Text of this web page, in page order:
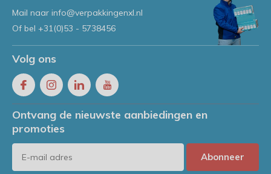
Mail naar info@verpakkingenxl.nl
Of bel +31(0)53 - 5738456
Volg ons
Ontvang de nieuwste aanbiedingen en
promoties
Abonneer